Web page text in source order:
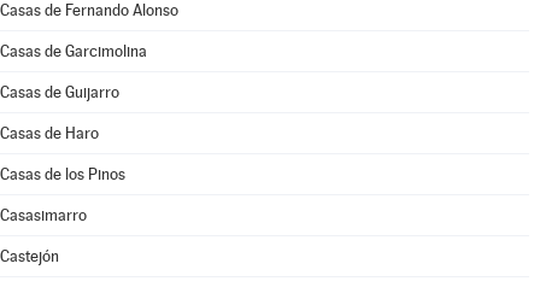
Casas de Fernando Alonso
Casas de Garcimolina
Casas de Guijarro
Casas de Haro
Casas de los Pinos
Casasimarro
Castejón